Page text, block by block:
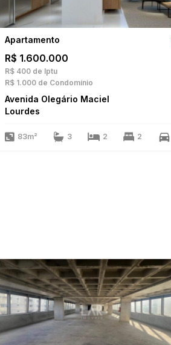
Apartamento
R$ 1.600.000
R$ 400 de Iptu
R$ 1.000 de Condomínio
Avenida Olegário Maciel
Lourdes
83m² 3 2 2